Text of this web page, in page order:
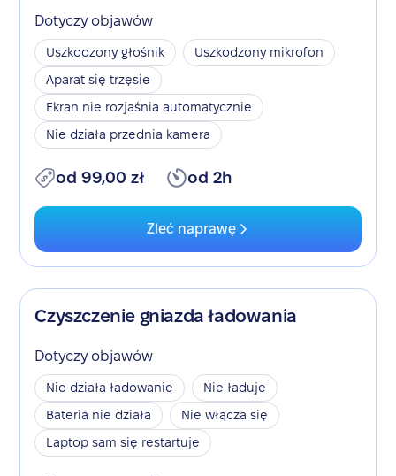
Dotyczy objawów
Uszkodzony głośnik
Uszkodzony mikrofon
Aparat się trzęsie
Ekran nie rozjaśnia automatycznie
Nie działa przednia kamera
od 99,00 zł od 2h
Zleć naprawę
Czyszczenie gniazda ładowania
Dotyczy objawów
Nie działa ładowanie
Nie ładuje
Bateria nie działa
Nie włącza się
Laptop sam się restartuje